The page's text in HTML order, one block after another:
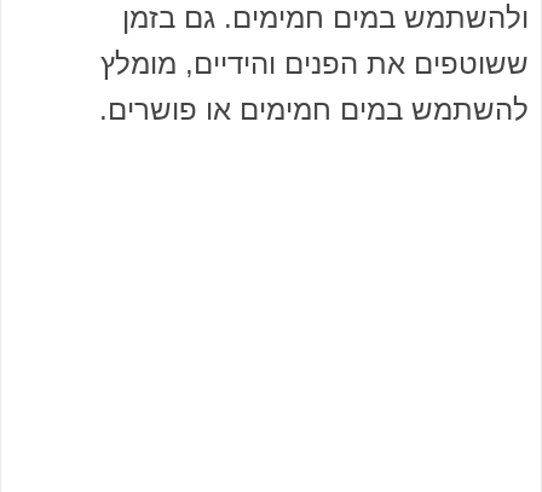
ולהשתמש במים חמימים. גם בזמן
ששוטפים את הפנים והידיים, מומלץ
להשתמש במים חמימים או פושרים.